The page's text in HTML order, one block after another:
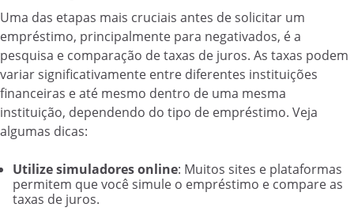
Uma das etapas mais cruciais antes de solicitar um
empréstimo, principalmente para negativados, é a
pesquisa e comparação de taxas de juros. As taxas podem
variar significativamente entre diferentes instituições
financeiras e até mesmo dentro de uma mesma
instituição, dependendo do tipo de empréstimo. Veja
algumas dicas:
Utilize simuladores online: Muitos sites e plataformas
permitem que você simule o empréstimo e compare as
taxas de juros.